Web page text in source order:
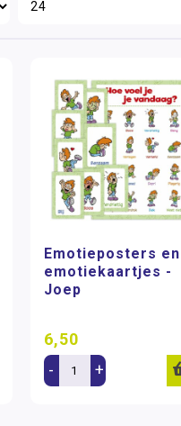
Emotieposters en
emotiekaartjes -
Joep
6,50
- +